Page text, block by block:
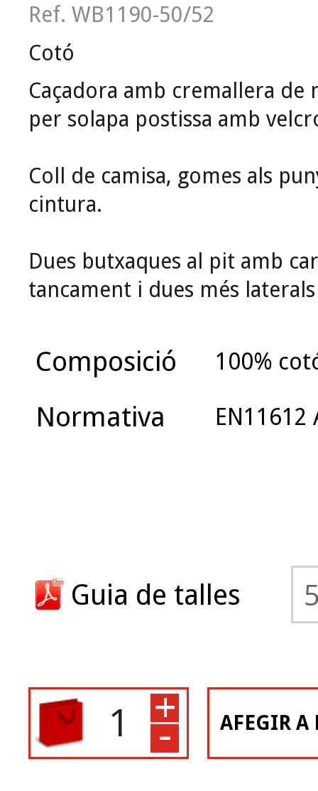
Ref. WB1190-50/52
Cotó
Caçadora amb cremallera de
per solapa postissa amb
Coll de camisa, gomes als
cintura.
Dues butxaques al pit amb
tancament i dues més
Composició 100%
Normativa EN11612
Guia de talles
AFEGIR A
+
-